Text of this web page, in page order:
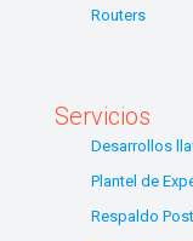
Routers
Servicios
Desarrollos
Plantel de
Respaldo